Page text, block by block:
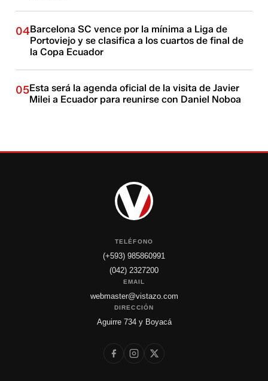
04Barcelona SC vence por la mínima a Liga de
Portoviejo y se clasifica a los cuartos de final de
la Copa Ecuador
05Esta será la agenda oficial de la visita de Javier
Milei a Ecuador para reunirse con Daniel Noboa
TELÉFONO
(+593) 985860991
(042) 2327200
EMAIL
webmaster@vistazo.com
DIRECCIÓN
Aguirre 734 y Boyacá